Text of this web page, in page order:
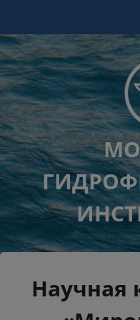
Научная